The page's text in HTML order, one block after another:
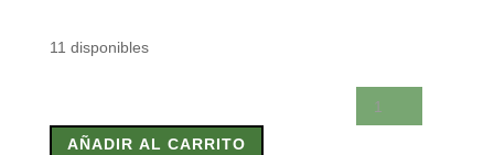
11 disponibles
100
AÑADIR AL CARRITO